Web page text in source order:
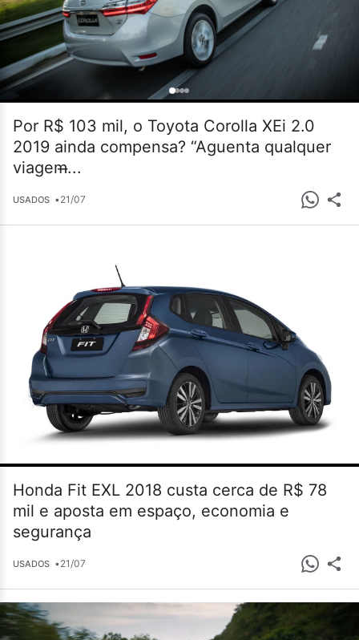
Por R$ 103 mil, o Toyota Corolla XEi 2.0
2019 ainda compensa? “Aguenta qualquer
viagem̶...
USADOS •21/07
Honda Fit EXL 2018 custa cerca de R$ 78
mil e aposta em espaço, economia e
segurança
USADOS •21/07